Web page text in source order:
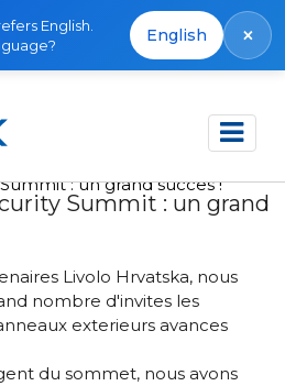
English.
English ×
: un grand succes !
Summit : un grand
Livolo Hrvatska, nous
nombre d'invites les
exterieurs avances
du sommet, nous avons